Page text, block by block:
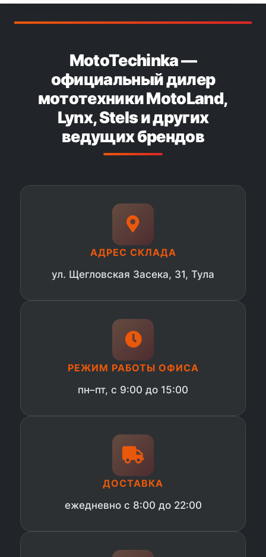
MotoTechinka —
официальный дилер
мототехники MotoLand,
Lynx, Stels и других
ведущих брендов
АДРЕС СКЛАДА
ул. Щегловская Засека, 31, Тула
РЕЖИМ РАБОТЫ ОФИСА
пн–пт, с 9:00 до 15:00
ДОСТАВКА
ежедневно с 8:00 до 22:00